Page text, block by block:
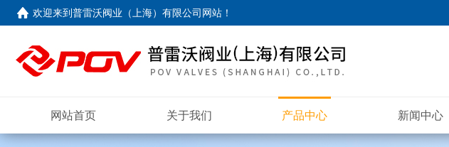
欢迎来到普雷沃阀业（上海）有限公司网站 ！
网站首页 关于我们 产品中心 新闻中心